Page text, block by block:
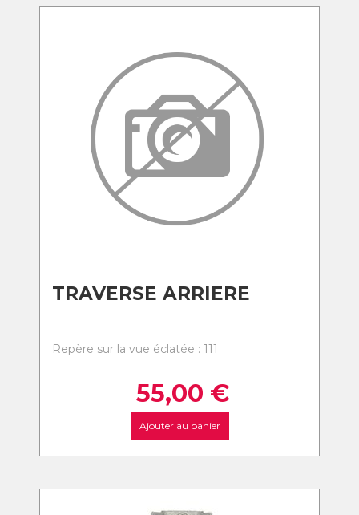
TRAVERSE ARRIERE
Repère sur la vue éclatée : 111
55,00 €
Ajouter au panier